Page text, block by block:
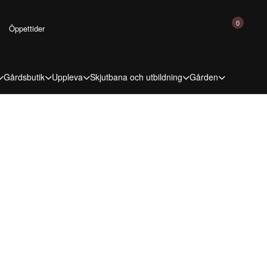
0
Öppettider
Gårdsbutik Uppleva Skjutbana och utbildning Gården